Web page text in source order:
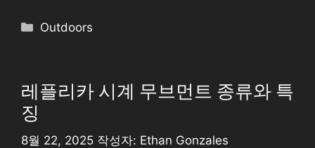
카
Outdoors
레플리카 시계 무브먼트 종류와 특
징
8월 22, 2025 작성자: Ethan Gonzales